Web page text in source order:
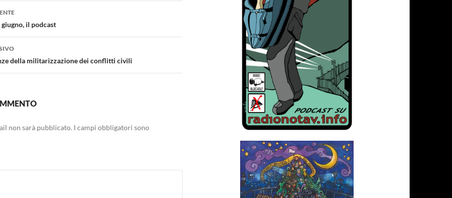
il podcast
della militarizzazione dei conflitti civili
non sarà pubblicato. I campi obbligatori sono